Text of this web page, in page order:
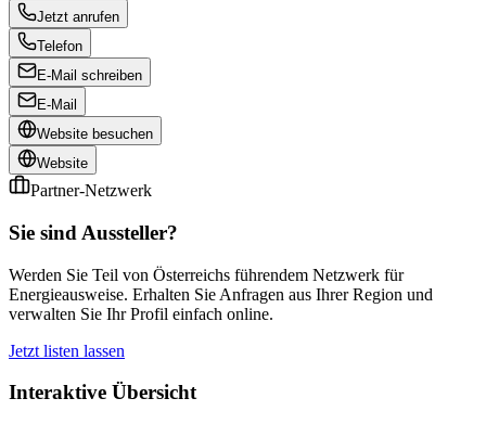
Jetzt anrufen
Telefon
E-Mail schreiben
E-Mail
Website besuchen
Website
Partner-Netzwerk
Sie sind Aussteller?
Werden Sie Teil von Österreichs führendem Netzwerk für
Energieausweise. Erhalten Sie Anfragen aus Ihrer Region und
verwalten Sie Ihr Profil einfach online.
Jetzt listen lassen
Interaktive Übersicht